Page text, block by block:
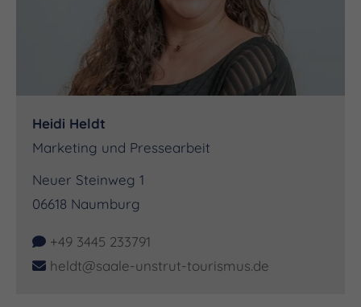
Heidi Heldt
Marketing und Pressearbeit
Neuer Steinweg 1
06618 Naumburg
+49 3445 233791
heldt@saale-unstrut-tourismus.de